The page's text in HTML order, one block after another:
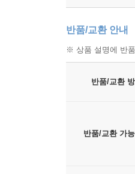
반품/교환 안내
※ 상품 설명에 반
반품/교환 방
반품/교환 가